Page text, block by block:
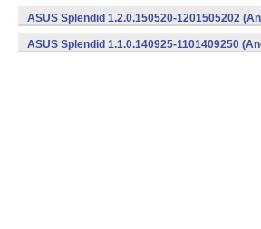
ASUS Splendid 1.2.0.150520-1201505202
ASUS Splendid 1.1.0.140925-1101409250